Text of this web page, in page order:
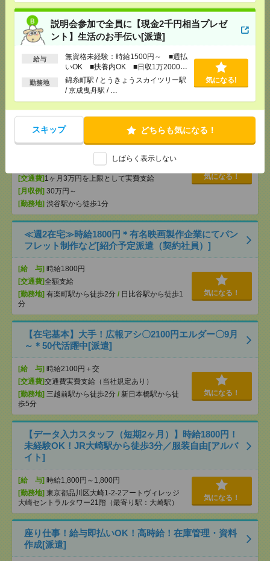
説明会参加で全員に【現金2千円相当プレゼ
ント】生活のお手伝い[派遣]
給与
無資格未経験：時給1500円～ ■週払
いOK ■扶養内OK ■日収1万2000円
以上
勤務地
錦糸町駅 / とうきょうスカイツリー駅
/ 京成曳舟駅 / …
気になる!
スキップ どちらも気になる！
しばらく表示しない
ン業務＠高時給2500円[派遣]
[給 与]
時給2500円 月収例 400,000円+残業代
[交通費]全額支給
[月収例]30万円～
大崎駅から徒歩7分
気になる！
完全在宅＊時給2600円！ライブ配信アプリ会社でク
リエイティブ制作進行管理[派遣]
時給2600円 月収例 41万円 時給2600円×
実働7h30m×週5日×4週+残業10h ※月収例を保証す
るものではありません。※給与即受取りサービス利
[交通費] 1ヶ月3万円を上限として実費支給
[月収例] 30万円～
[勤務地] 渋谷駅から徒歩1分
気になる！
≪週2在宅≫時給1800円＊有名映画製作企業にてパン
フレット制作など[紹介予定派遣（契約社員）]
[給 与] 時給1800円
[交通費]全額支給
[勤務地] 有楽町駅から徒歩2分 / 日比谷駅から徒歩1
分
気になる！
【在宅基本】大手！広報アシ〇2100円エルダー〇9月
～＊50代活躍中[派遣]
[給 与] 時給2100円＋交
[交通費]交通費実費支給（当社規定あり）
[勤務地] 三越前駅から徒歩2分 / 新日本橋駅から徒
歩5分
気になる！
【データ入力スタッフ（短期2ヶ月）】時給1800円！
未経験OK！JR大崎駅から徒歩3分／服装自由[アルバ
イト]
[給 与] 時給1,800円～1,800円
[勤務地] 東京都品川区大崎1-2-2アートヴィレッジ
大崎セントラルタワー21階（最寄り駅：大崎駅）
気になる！
座り仕事！給与即払いOK！高時給！在庫管理・資料
作成[派遣]